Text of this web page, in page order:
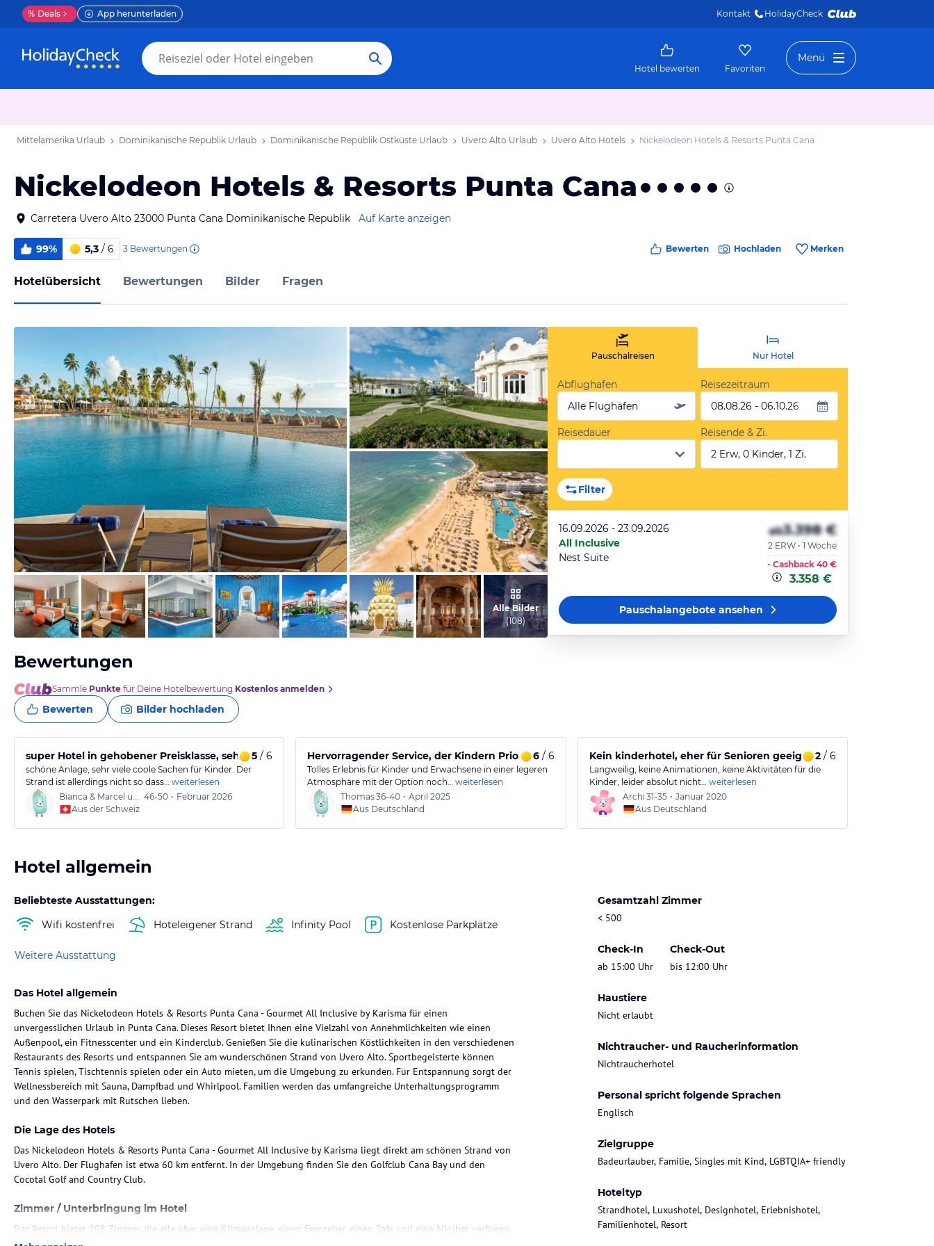
% Deals App herunterladen Kontakt HolidayCheck
Hotel bewerten Favoriten
Menü
Mittelamerika Urlaub Dominikanische Republik Urlaub Dominikanische Republik Ostküste Urlaub Uvero Alto Urlaub Uvero Alto Hotels Nickelodeon Hotels & Resorts Punta Cana
Nickelodeon Hotels & Resorts Punta Cana
Carretera Uvero Alto 23000 Punta Cana Dominikanische Republik Auf Karte anzeigen
99% 5,3 / 6 3 Bewertungen Bewerten Hochladen Merken
Hotelübersicht Bewertungen Bilder Fragen
vom Hotelier, Februar 2019
vom Hotelier, Februar 2019
vom Hotelier, Februar 2019
Alle Bilder
(108)
Pauschalreisen Nur Hotel
Abflughafen
Alle Flughäfen
Reisezeitraum
08.08.26 - 06.10.26
Reisedauer
Reisende & Zi.
2 Erw, 0 Kinder, 1 Zi.
Filter
16.09.2026 - 23.09.2026
All Inclusive
Nest Suite
ab3.398 €
2 ERW • 1 Woche
- Cashback 40 €
3.358 €
Pauschalangeboteansehen
Bewertungen
Sammle Punkte für Deine Hotelbewertung.Kostenlos anmelden
Bewerten Bilder hochladen
super Hotel in gehobener Preisklasse, sehr schöne Pools. Buffet jedoch verbesserungswürdig.
5 / 6
schöne Anlage, sehr viele coole Sachen für Kinder. Der
Strand ist allerdings nicht so dass… weiterlesen
Bianca & Marcel und Henry 46-50 • Februar 2026
Aus der Schweiz
Hervorragender Service, der Kindern Priorität einräumt. Nickelodeon Lifestyle pur.
6/ 6
Tolles Erlebnis für Kinder und Erwachsene in einer legeren
Atmosphäre mit der Option noch… weiterlesen
Thomas36-40 • April 2025
Aus Deutschland
Kein kinderhotel, eher für Senioren geeignet2/ 6
Langweilig, keine Animationen, keine Aktivitäten für die
Kinder, leider absolut nicht… weiterlesen
Archi 31-35 • Januar 2020
Aus Deutschland
Hotel allgemein
Beliebteste Ausstattungen:
Wifi kostenfrei
Hoteleigener Strand Infinity Pool Kostenlose Parkplätze
Weitere Ausstattung
Gesamtzahl Zimmer
< 500
Check-In
ab 15:00 Uhr
Check-Out
bis 12:00 Uhr
Haustiere
Nicht erlaubt
Nichtraucher- und Raucherinformation
Nichtraucherhotel
Personal spricht folgende Sprachen
Englisch
Zielgruppe
Badeurlauber, Familie, Singles mit Kind, LGBTQIA+ friendly
Hoteltyp
Strandhotel, Luxushotel, Designhotel, Erlebnishotel,
Familienhotel, Resort
Das Hotel allgemein
Buchen Sie das Nickelodeon Hotels & Resorts Punta Cana - Gourmet All Inclusive by Karisma für einen
unvergesslichen Urlaub in Punta Cana. Dieses Resort bietet Ihnen eine Vielzahl von Annehmlichkeiten wie einen
Außenpool, ein Fitnesscenter und ein Kinderclub. Genießen Sie die kulinarischen Köstlichkeiten in den verschiedenen
Restaurants des Resorts und entspannen Sie am wunderschönen Strand von Uvero Alto. Sportbegeisterte können
Tennis spielen, Tischtennis spielen oder ein Auto mieten, um die Umgebung zu erkunden. Für Entspannung sorgt der
Wellnessbereich mit Sauna, Dampfbad und Whirlpool. Familien werden das umfangreiche Unterhaltungsprogramm
und den Wasserpark mit Rutschen lieben.
Die Lage des Hotels
Das Nickelodeon Hotels & Resorts Punta Cana - Gourmet All Inclusive by Karisma liegt direkt am schönen Strand von
Uvero Alto. Der Flughafen ist etwa 60 km entfernt. In der Umgebung finden Sie den Golfclub Cana Bay und den
Cocotal Golf and Country Club.
Zimmer / Unterbringung im Hotel
Das Resort bietet 208 Zimmer, die alle über eine Klimaanlage, einen Fernseher, einen Safe und eine Minibar verfügen.
Jedes Zimmer verfügt über ein eigenes Badezimmer mit Dusche oder Badewanne. Ein Balkon oder eine Terrasse bietet